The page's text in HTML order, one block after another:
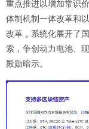
重点推进以增加常识
体制机制一体改革和
改革，系统化展开了
索，争创动力电池、
殿勋暗示。